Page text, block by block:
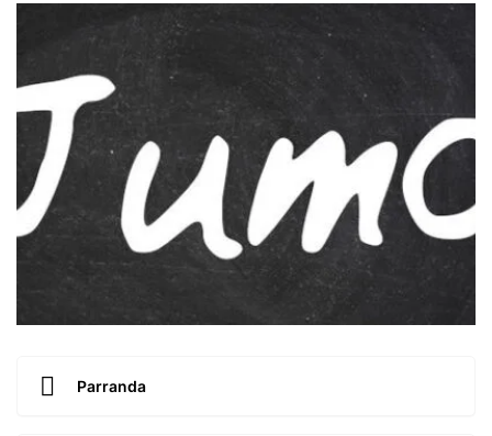
Parranda